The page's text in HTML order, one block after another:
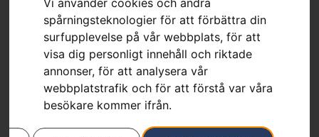
spårningsteknologier för att förbättra din
surfupplevelse på vår webbplats, för att
visa dig personligt innehåll och riktade
annonser, för att analysera vår
webbplatstrafik och för att förstå var våra
besökare kommer ifrån.